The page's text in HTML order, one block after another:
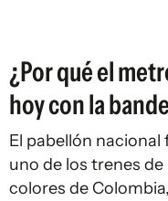
¿Por qué el
hoy con la
El pabellón
uno de los trenes
colores de